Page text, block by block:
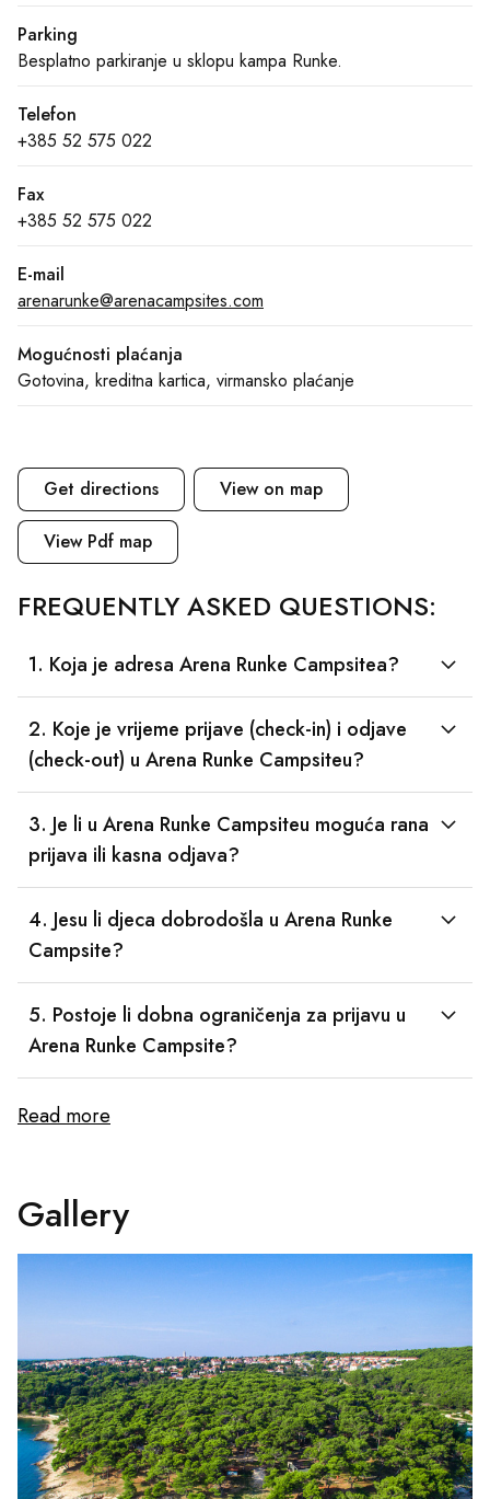
Parking
Besplatno parkiranje u sklopu kampa Runke.
Telefon
+385 52 575 022
Fax
+385 52 575 022
E-mail
arenarunke@arenacampsites.com
Mogućnosti plaćanja
Gotovina, kreditna kartica, virmansko plaćanje
Get directions View on map
View Pdf map
FREQUENTLY ASKED QUESTIONS:
1. Koja je adresa Arena Runke Campsitea?
2. Koje je vrijeme prijave (check-in) i odjave
(check-out) u Arena Runke Campsiteu?
3. Je li u Arena Runke Campsiteu moguća rana
prijava ili kasna odjava?
4. Jesu li djeca dobrodošla u Arena Runke
Campsite?
5. Postoje li dobna ograničenja za prijavu u
Arena Runke Campsite?
Read more
Gallery